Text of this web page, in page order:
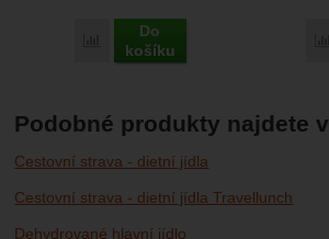
Porovnat
Do
košíku
Podobné produkty najdete v
Cestovní strava - dietní jídla
Cestovní strava - dietní jídla Travellunch
Dehydrované hlavní jídlo